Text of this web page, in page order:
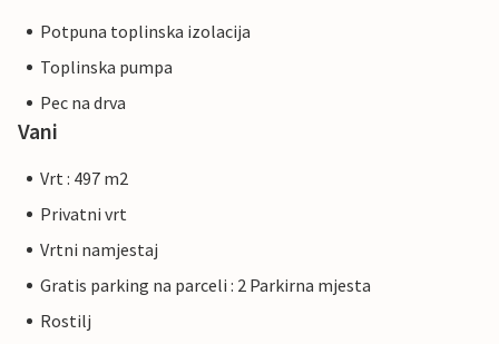
Potpuna toplinska izolacija
Toplinska pumpa
Pec na drva
Vani
Vrt : 497 m2
Privatni vrt
Vrtni namjestaj
Gratis parking na parceli : 2 Parkirna mjesta
Rostilj